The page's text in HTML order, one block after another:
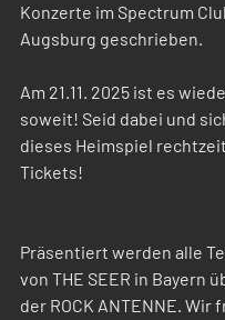
Konzerte im Spectrum
Augsburg geschrieben.
Am 21.11. 2025 ist es
soweit! Seid dabei und
dieses Heimspiel
Tickets!
Präsentiert werden alle
von THE SEER in Bayern
der ROCK ANTENNE. Wir